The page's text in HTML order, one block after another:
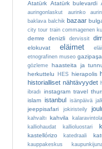
Atatürk Atatürk bulevardi
auringonlaskut
aurinko
baklava balchik bazaar
city tour train commagenen
demre
denizli dervissit
elokuvat eläimet
etnografinen museo gazipaşa
gözleme haasteita ja
herkuttelu HES hierapolis
historialliset nähtävyydet
ibradı instagram travel
islam istanbul isänpäivä
jeeppisafari jokiristeily
kahvaltı kahvila kalaravintola
kalliohaudat
kallioluostari
kastellórizo
katedraali
kauppakeskus